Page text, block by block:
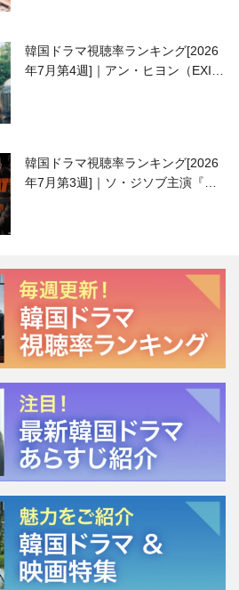
韓国ドラマ視聴率ランキング[2026
年7月第4週]｜アン・ヒヨン（EXID
韓国ドラマ視聴率ランキング[2026
年7月第3週]｜ソ・ジソブ主演『エ